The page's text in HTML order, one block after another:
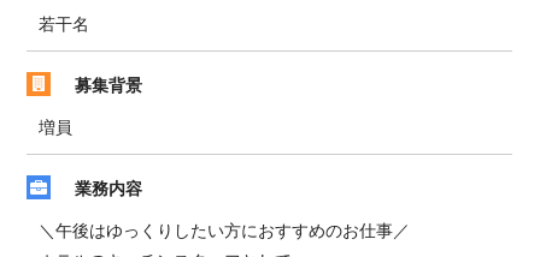
若干名
募集背景
増員
業務内容
＼午後はゆっくりしたい方におすすめのお仕事／